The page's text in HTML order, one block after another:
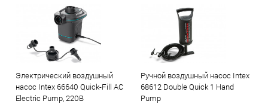
Электрический воздушный
насос Intex 66640 Quick-Fill AC
Electric Pump, 220В
Ручной воздушный насос Intex
68612 Double Quick 1 Hand
Pump